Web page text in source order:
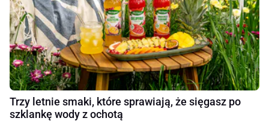
Trzy letnie smaki, które sprawiają, że sięgasz po
szklankę wody z ochotą